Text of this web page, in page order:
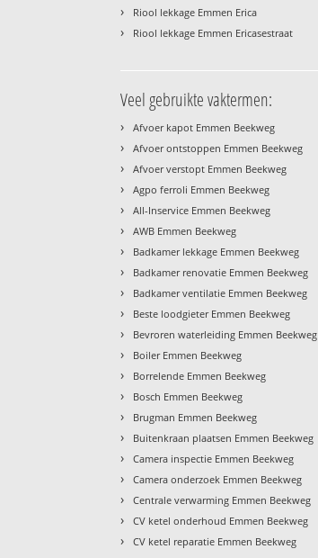
› Riool lekkage Emmen Erica
› Riool lekkage Emmen Ericasestraat
Veel gebruikte vaktermen:
› Afvoer kapot Emmen Beekweg
› Afvoer ontstoppen Emmen Beekweg
› Afvoer verstopt Emmen Beekweg
› Agpo ferroli Emmen Beekweg
› All-Inservice Emmen Beekweg
› AWB Emmen Beekweg
› Badkamer lekkage Emmen Beekweg
› Badkamer renovatie Emmen Beekweg
› Badkamer ventilatie Emmen Beekweg
› Beste loodgieter Emmen Beekweg
› Bevroren waterleiding Emmen Beekweg
› Boiler Emmen Beekweg
› Borrelende Emmen Beekweg
› Bosch Emmen Beekweg
› Brugman Emmen Beekweg
› Buitenkraan plaatsen Emmen Beekweg
› Camera inspectie Emmen Beekweg
› Camera onderzoek Emmen Beekweg
› Centrale verwarming Emmen Beekweg
› CV ketel onderhoud Emmen Beekweg
› CV ketel reparatie Emmen Beekweg